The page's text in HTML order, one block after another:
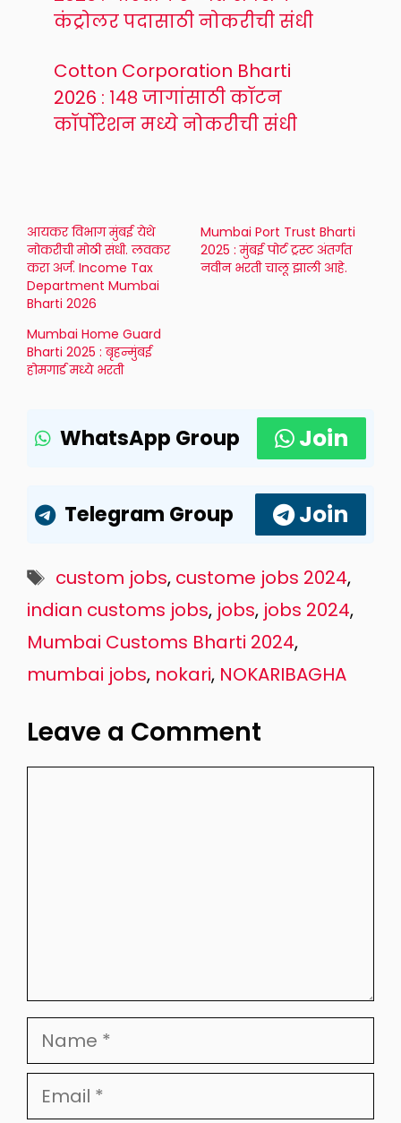
कंट्रोलर पदासाठी नोकरीची संधी
Cotton Corporation Bharti
2026 : १४८ जागांसाठी कॉटन
कॉर्पोरेशन मध्ये नोकरीची संधी
आयकर विभाग मुंबई येथे
नोकरीची मोठी संधी. लवकर
करा अर्ज. Income Tax
Department Mumbai
Bharti 2026
Mumbai Port Trust Bharti
2025 : मुंबई पोर्ट ट्रस्ट अंतर्गत
नवीन भरती चालू झाली आहे.
Mumbai Home Guard
Bharti 2025 : बृहन्मुंबई
होमगार्ड मध्ये भरती
WhatsApp Group Join
Telegram Group Join
Tags
custom jobs, custome jobs 2024,
indian customs jobs, jobs, jobs 2024,
Mumbai Customs Bharti 2024,
mumbai jobs, nokari, NOKARIBAGHA
Leave a Comment
Name
Email